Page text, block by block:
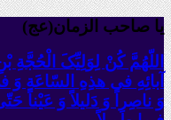
یا صاحب الزمان(عج)
اللّهُمَّ کُنْ لِوَلِیِّکَ
آبائِهِ فی هذِهِ السّاعَةِ وَ
‏وَ ناصِراً وَ دَلیلاً وَ